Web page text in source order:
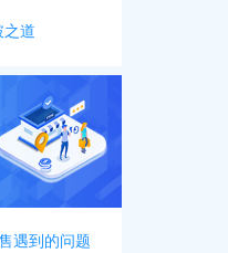
之道
遇到的问题